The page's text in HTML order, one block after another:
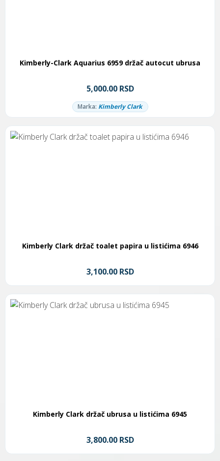
Kimberly-Clark Aquarius 6959 držač autocut ubrusa
5,000.00 RSD
Marka: Kimberly Clark
Kimberly Clark držač toalet papira u listićima 6946
3,100.00 RSD
Kimberly Clark držač ubrusa u listićima 6945
3,800.00 RSD